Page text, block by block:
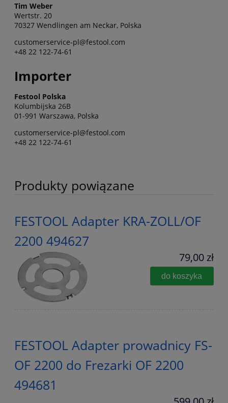
Tim Weber
Wertstr. 20
70327 Wendlingen am Neckar, Polska
customerservice-pl@festool.com
+48 22 122-74-61
Importer
Festool Polska
Kolumbijska 26B
01-991 Warszawa, Polska
customerservice-pl@festool.com
+48 22 122-74-61
Produkty powiązane
FESTOOL Adapter KRA-ZOLL/OF
2200 494627
79,00 zł
do koszyka
FESTOOL Adapter prowadnicy FS-
OF 2200 do Frezarki OF 2200
494681